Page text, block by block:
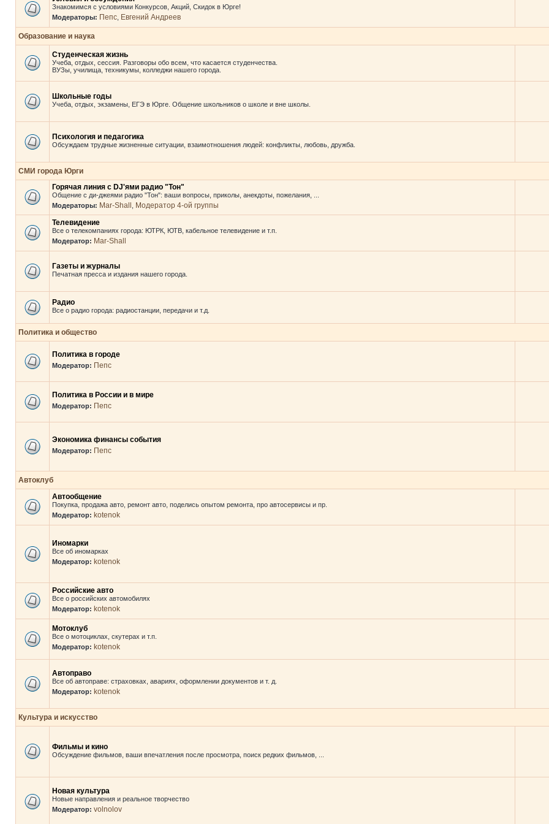
Знакомимся с условиями Конкурсов, Акций, Скидок в Юрге!
Модераторы: Пепс Евгений Андреев
Образование и наука
Студенческая жизнь
Учеба, отдых, сессия. Разговоры обо всем, что касается студенчества.
ВУЗы, училища, техникумы, колледжи нашего города.
Школьные годы
Учеба, отдых, экзамены, ЕГЭ в Юрге. Общение школьников о школе и вне школы.
Психология и педагогика
Обсуждаем трудные жизненные ситуации, взаимотношения людей: конфликты, любовь, дружба.
СМИ города Юрги
Горячая линия с DJ'ями радио "Тон"
Общение с ди-джеями радио "Тон": ваши вопросы, приколы, анекдоты, пожелания, ...
Модераторы: Mar-Shall
Модератор 4-ой группы
Телевидение
Все о телекомпаниях города: ЮТРК, ЮТВ, кабельное телевидение и т.п.
Модератор: Mar-Shall
Газеты и журналы
Печатная пресса и издания нашего города.
Радио
Все о радио города: радиостанции, передачи и т.д.
Политика и общество
Политика в городе
Модератор: Пепс
Политика в России и в мире
Модератор: Пепс
Экономика финансы события
Модератор: Пепс
Автоклуб
Автообщение
Покупка, продажа авто, ремонт авто, поделись опытом ремонта, про автосервисы и пр.
Модератор: kotenok
Иномарки
Все об иномарках
Модератор: kotenok
Российские авто
Все о российских автомобилях
Модератор: kotenok
Мотоклуб
Все о мотоциклах, скутерах и т.п.
Модератор: kotenok
Автоправо
Все об автоправе: страховках, авариях, оформлении документов и т. д.
Модератор: kotenok
Культура и искусство
Фильмы и кино
Обсуждение фильмов, ваши впечатления после просмотра, поиск редких фильмов, ...
Новая культура
Новые направления и реальное творчество
Модератор: volnolov